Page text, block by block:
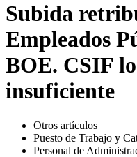
Subida
Empleados
BOE. CSIF
insuficiente
Otros artículos
Puesto de Trabajo y
Personal de